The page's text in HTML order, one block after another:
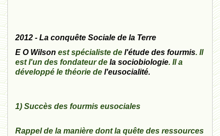
2012 - La conquête Sociale de la Terre
E O Wilson est spécialiste de l'étude des fourmis. Il
est l'un des fondateur de la sociobiologie. Il a
développé le théorie de l'eusocialité.
1) Succès des fourmis eusociales
Rappel de la manière dont la quête des ressources